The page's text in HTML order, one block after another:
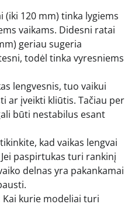
(iki 120 mm) tinka lygiems
vaikams. Didesni ratai
geriau sugeria
todėl tinka vyresniems
lengvesnis, tuo vaikui
ar įveikti kliūtis. Tačiau per
būti nestabilus esant
kad vaikas lengvai
paspirtukas turi rankinį
delnas yra pakankamai
Kai kurie modeliai turi